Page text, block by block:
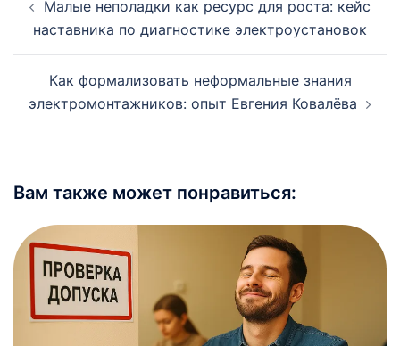
записи
Малые неполадки как ресурс для роста: кейс
наставника по диагностике электроустановок
Как формализовать неформальные знания
электромонтажников: опыт Евгения Ковалёва
Вам также может понравиться: